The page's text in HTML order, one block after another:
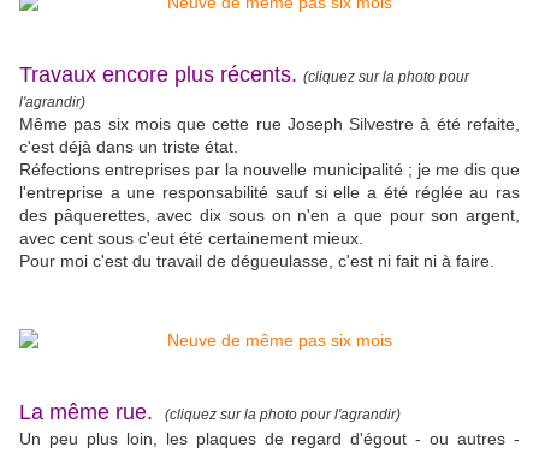
Travaux encore plus récents. (cliquez sur la photo pour
l'agrandir)
Même pas six mois que cette rue Joseph Silvestre à été refaite,
c'est déjà dans un triste état.
Réfections entreprises par la nouvelle municipalité ; je me dis que
l'entreprise a une responsabilité sauf si elle a été réglée au ras
des pâquerettes, avec dix sous on n'en a que pour son argent,
avec cent sous c'eut été certainement mieux.
Pour moi c'est du travail de dégueulasse, c'est ni fait ni à faire.
La même rue. (cliquez sur la photo pour l'agrandir)
Un peu plus loin, les plaques de regard d'égout - ou autres -